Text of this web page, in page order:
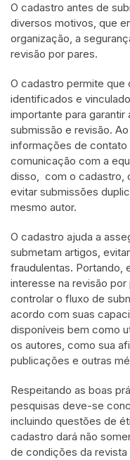
O cadastro antes de
diversos motivos, que
organização, a
revisão por pares.
O cadastro permite que
identificados e
importante para
submissão e revisão.
informações de contato
comunicação com a
disso, com o cadastro,
evitar submissões
mesmo autor.
O cadastro ajuda a
submetam artigos,
fraudulentas. Portando,
interesse na revisão
controlar o fluxo de
acordo com suas
disponíveis bem como
os autores, como sua
publicações e outras
Respeitando as boas
pesquisas deve-se
incluindo questões de
cadastro dará não
de condições da